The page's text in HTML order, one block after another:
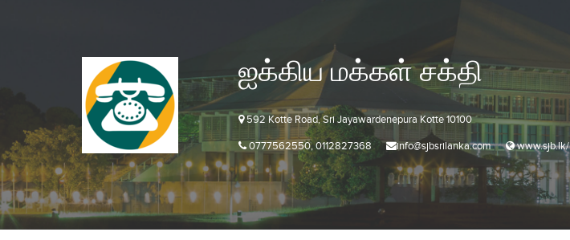
ஐக்கிய மக்கள் சக்தி
592 Kotte Road, Sri Jayawardenepura Kotte 10100
0777562550, 0112827368 info@sjbsrilanka.com www.sjb.lk/